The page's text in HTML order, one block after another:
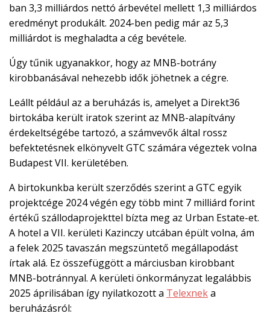
ban 3,3 milliárdos nettó árbevétel mellett 1,3 milliárdos
eredményt produkált. 2024-ben pedig már az 5,3
milliárdot is meghaladta a cég bevétele.
Úgy tűnik ugyanakkor, hogy az MNB-botrány
kirobbanásával nehezebb idők jöhetnek a cégre.
Leállt például az a beruházás is, amelyet a Direkt36
birtokába került iratok szerint az MNB-alapítvány
érdekeltségébe tartozó, a számvevők által rossz
befektetésnek elkönyvelt GTC számára végeztek volna
Budapest VII. kerületében.
A birtokunkba került szerződés szerint a GTC egyik
projektcége 2024 végén egy több mint 7 milliárd forint
értékű szállodaprojekttel bízta meg az Urban Estate-et.
A hotel a VII. kerületi Kazinczy utcában épült volna, ám
a felek 2025 tavaszán megszüntető megállapodást
írtak alá. Ez összefüggött a márciusban kirobbant
MNB-botránnyal. A kerületi önkormányzat legalábbis
2025 áprilisában így nyilatkozott a Telexneka
beruházásról: